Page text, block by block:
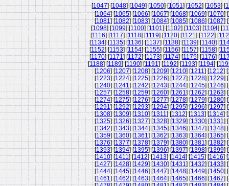
[1047] [1048] [1049] [1050] [1051] [1052] [1053] [
[1064] [1065] [1066] [1067] [1068] [1069] [1070] [
[1081] [1082] [1083] [1084] [1085] [1086] [1087] [
[1098] [1099] [1100] [1101] [1102] [1103] [1104] [
[1116] [1117] [1118] [1119] [1120] [1121] [1122] [
[1134] [1135] [1136] [1137] [1138] [1139] [1140] [
[1152] [1153] [1154] [1155] [1156] [1157] [1158] [
[1170] [1171] [1172] [1173] [1174] [1175] [1176] [
[1188] [1189] [1190] [1191] [1192] [1193] [1194] [
[1206] [1207] [1208] [1209] [1210] [1211] [1212] [
[1223] [1224] [1225] [1226] [1227] [1228] [1229] [
[1240] [1241] [1242] [1243] [1244] [1245] [1246] [
[1257] [1258] [1259] [1260] [1261] [1262] [1263] [
[1274] [1275] [1276] [1277] [1278] [1279] [1280] [
[1291] [1292] [1293] [1294] [1295] [1296] [1297] [
[1308] [1309] [1310] [1311] [1312] [1313] [1314] [
[1325] [1326] [1327] [1328] [1329] [1330] [1331] [
[1342] [1343] [1344] [1345] [1346] [1347] [1348] [
[1359] [1360] [1361] [1362] [1363] [1364] [1365] [
[1376] [1377] [1378] [1379] [1380] [1381] [1382] [
[1393] [1394] [1395] [1396] [1397] [1398] [1399] [
[1410] [1411] [1412] [1413] [1414] [1415] [1416] [
[1427] [1428] [1429] [1430] [1431] [1432] [1433] [
[1444] [1445] [1446] [1447] [1448] [1449] [1450] [
[1461] [1462] [1463] [1464] [1465] [1466] [1467] [